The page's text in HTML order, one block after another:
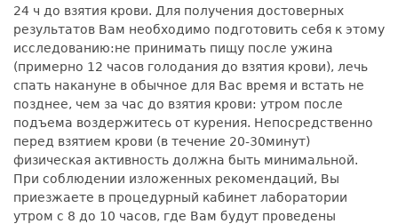
24 ч до взятия крови. Для получения достоверных
результатов Вам необходимо подготовить себя к этому
исследованию:не принимать пищу после ужина
(примерно 12 часов голодания до взятия крови), лечь
спать накануне в обычное для Вас время и встать не
позднее, чем за час до взятия крови: утром после
подъема воздержитесь от курения. Непосредственно
перед взятием крови (в течение 20-30минут)
физическая активность должна быть минимальной.
При соблюдении изложенных рекомендаций, Вы
приезжаете в процедурный кабинет лаборатории
утром с 8 до 10 часов, где Вам будут проведены